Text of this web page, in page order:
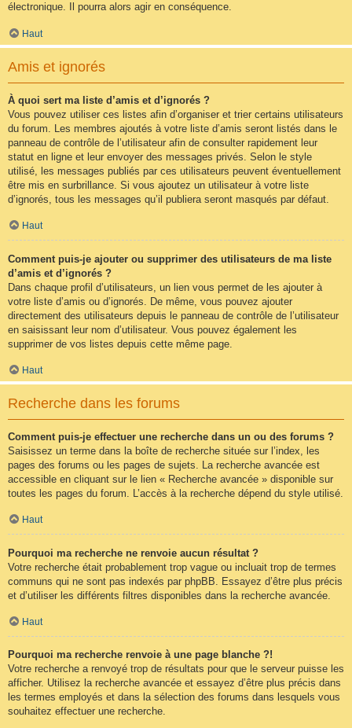
électronique. Il pourra alors agir en conséquence.
Haut
Amis et ignorés
À quoi sert ma liste d’amis et d’ignorés ?
Vous pouvez utiliser ces listes afin d’organiser et trier certains utilisateurs
du forum. Les membres ajoutés à votre liste d’amis seront listés dans le
panneau de contrôle de l’utilisateur afin de consulter rapidement leur
statut en ligne et leur envoyer des messages privés. Selon le style
utilisé, les messages publiés par ces utilisateurs peuvent éventuellement
être mis en surbrillance. Si vous ajoutez un utilisateur à votre liste
d’ignorés, tous les messages qu’il publiera seront masqués par défaut.
Haut
Comment puis-je ajouter ou supprimer des utilisateurs de ma liste
d’amis et d’ignorés ?
Dans chaque profil d’utilisateurs, un lien vous permet de les ajouter à
votre liste d’amis ou d’ignorés. De même, vous pouvez ajouter
directement des utilisateurs depuis le panneau de contrôle de l’utilisateur
en saisissant leur nom d’utilisateur. Vous pouvez également les
supprimer de vos listes depuis cette même page.
Haut
Recherche dans les forums
Comment puis-je effectuer une recherche dans un ou des forums ?
Saisissez un terme dans la boîte de recherche située sur l’index, les
pages des forums ou les pages de sujets. La recherche avancée est
accessible en cliquant sur le lien « Recherche avancée » disponible sur
toutes les pages du forum. L’accès à la recherche dépend du style utilisé.
Haut
Pourquoi ma recherche ne renvoie aucun résultat ?
Votre recherche était probablement trop vague ou incluait trop de termes
communs qui ne sont pas indexés par phpBB. Essayez d’être plus précis
et d’utiliser les différents filtres disponibles dans la recherche avancée.
Haut
Pourquoi ma recherche renvoie à une page blanche ?!
Votre recherche a renvoyé trop de résultats pour que le serveur puisse les
afficher. Utilisez la recherche avancée et essayez d’être plus précis dans
les termes employés et dans la sélection des forums dans lesquels vous
souhaitez effectuer une recherche.